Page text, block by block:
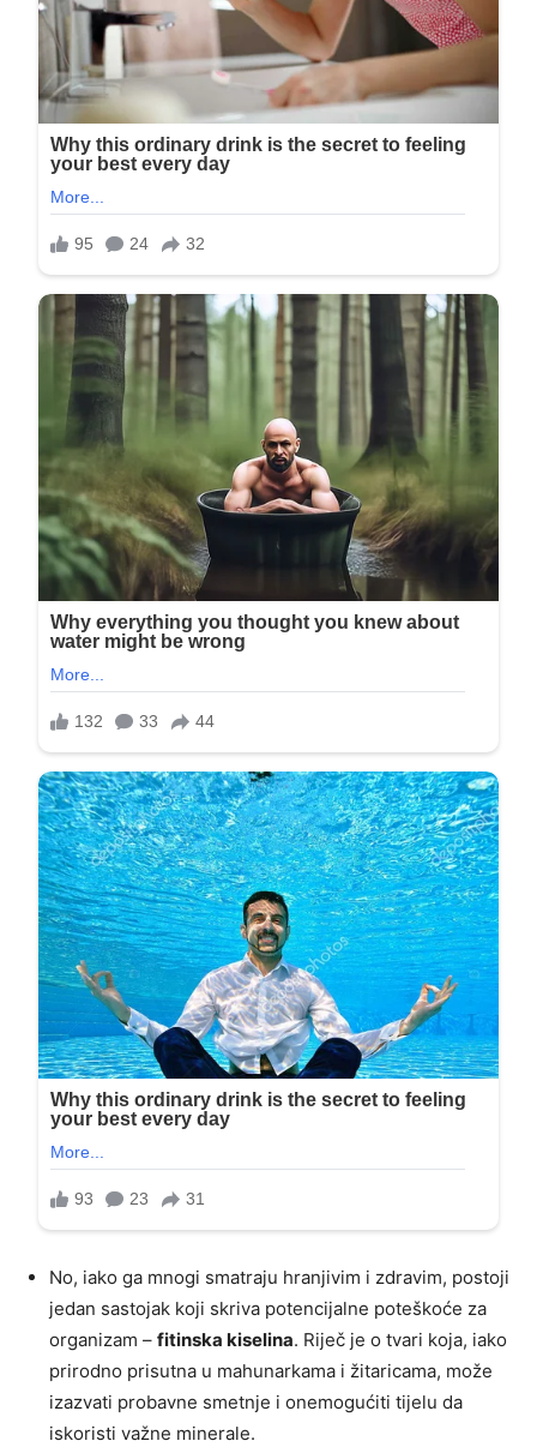
No, iako ga mnogi smatraju hranjivim i zdravim, postoji
jedan sastojak koji skriva potencijalne poteškoće za
organizam – fitinska kiselina. Riječ je o tvari koja, iako
prirodno prisutna u mahunarkama i žitaricama, može
izazvati probavne smetnje i onemogućiti tijelu da
iskoristi važne minerale.